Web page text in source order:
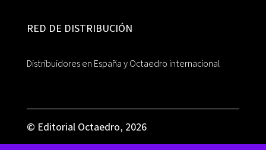
RED DE DISTRIBUCIÓN
Distribuidores en España y Octaedro internacional
© Editorial Octaedro, 2026